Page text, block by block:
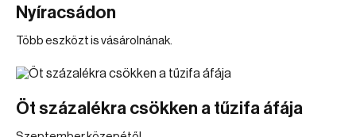
Nyíracsádon
Több eszközt is vásárolnának.
Öt százalékra csökken a tűzifa áfája